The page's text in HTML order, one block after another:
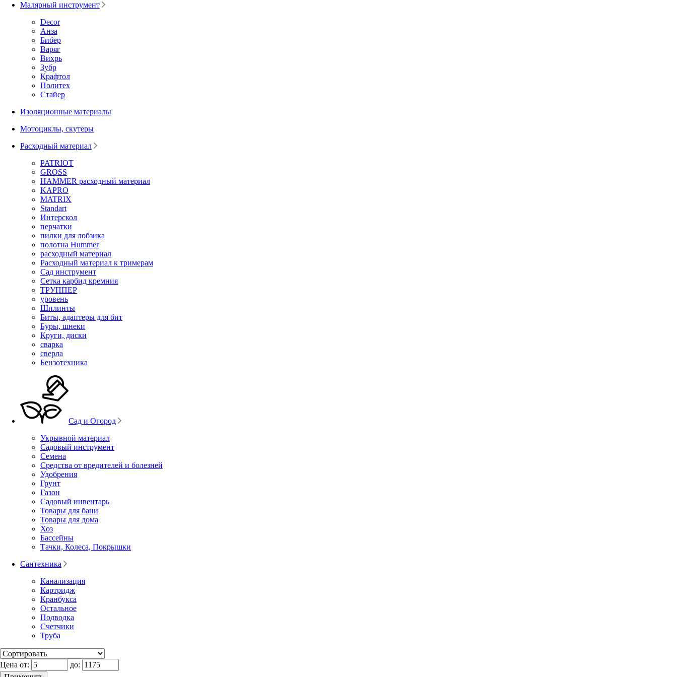
Малярный инструмент
Decor
Анза
Бибер
Варяг
Вихрь
Зубр
Крафтол
Политех
Стайер
Изоляционные материалы
Мотоциклы, скутеры
Расходный материал
PATRIOT
GROSS
HAMMER расходный материал
KAPRO
MATRIX
Standart
Интерскол
перчатки
пилки для лобзика
полотна Hummer
расходный материал
Расходный материал к тримерам
Сад инструмент
Сетка карбид кремния
ТРУППЕР
уровень
Шплинты
Биты, адаптеры для бит
Буры, шнеки
Круги, диски
сварка
сверла
Бензотехника
Сад и Огород
Укрывной материал
Садовый инструмент
Семена
Средства от вредителей и болезней
Удобрения
Грунт
Газон
Садовый инвентарь
Товары для бани
Товары для дома
Хоз
Бассейны
Тачки, Колеса, Покрышки
Сантехника
Канализация
Картридж
Кранбукса
Остальное
Подводка
Счетчики
Труба
Цена от: до: